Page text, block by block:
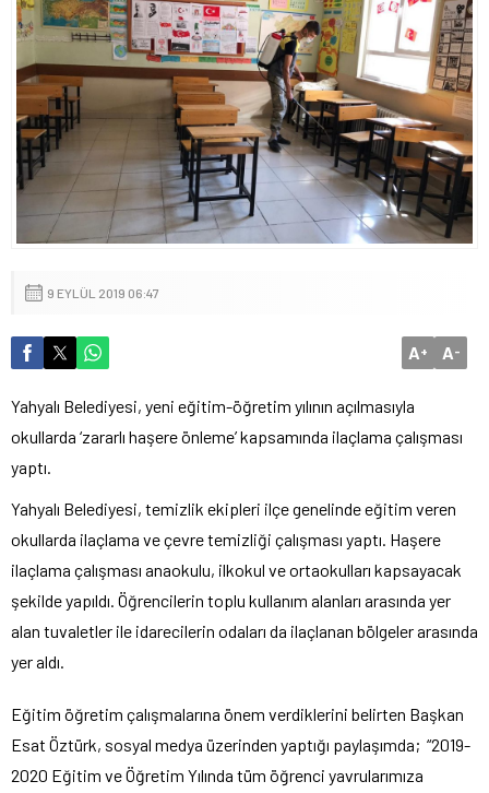
9 EYLÜL 2019 06:47
A+ A-
Yahyalı Belediyesi, yeni eğitim-öğretim yılının açılmasıyla
okullarda ‘zararlı haşere önleme’ kapsamında ilaçlama çalışması
yaptı.
Yahyalı Belediyesi, temizlik ekipleri ilçe genelinde eğitim veren
okullarda ilaçlama ve çevre temizliği çalışması yaptı. Haşere
ilaçlama çalışması anaokulu, ilkokul ve ortaokulları kapsayacak
şekilde yapıldı. Öğrencilerin toplu kullanım alanları arasında yer
alan tuvaletler ile idarecilerin odaları da ilaçlanan bölgeler arasında
yer aldı.
Eğitim öğretim çalışmalarına önem verdiklerini belirten Başkan
Esat Öztürk, sosyal medya üzerinden yaptığı paylaşımda; “2019-
2020 Eğitim ve Öğretim Yılında tüm öğrenci yavrularımıza